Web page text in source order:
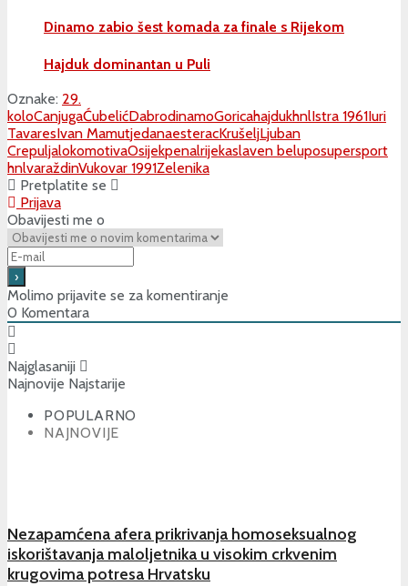
Dinamo zabio šest komada za finale s Rijekom
Hajduk dominantan u Puli
Oznake: 29.
koloCanjugaĆubelićDabrodinamoGoricahajdukhnlIstra 1961Iuri
TavaresIvan MamutjedanaesteracKrušeljLjuban
CrepuljalokomotivaOsijekpenalrijekaslaven beluposupersport
hnlvaraždinVukovar 1991Zelenika
Pretplatite se
Prijava
Obavijesti me o
Molimo prijavite se za komentiranje
0 Komentara
Najglasaniji
Najnovije Najstarije
POPULARNO
NAJNOVIJE
Nezapamćena afera prikrivanja homoseksualnog
iskorištavanja maloljetnika u visokim crkvenim
krugovima potresa Hrvatsku